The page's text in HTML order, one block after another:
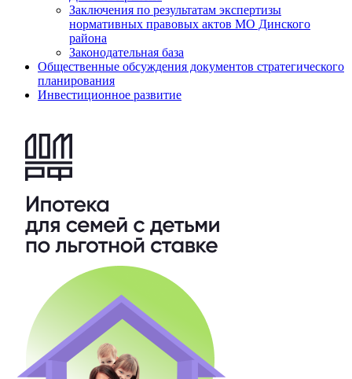
Заключения по результатам экспертизы
нормативных правовых актов МО Динского
района
Законодательная база
Общественные обсуждения документов стратегического
планирования
Инвестиционное развитие